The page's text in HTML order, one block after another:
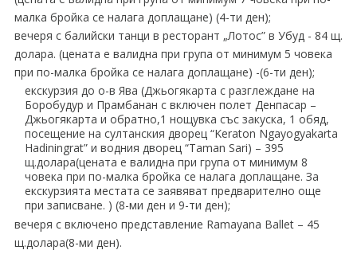
малка бройка се налага доплащане) (4-ти ден);
вечеря с балийски танци в ресторант „Лотос” в Убуд - 84 щ.
долара. (цената е валидна при група от минимум 5 човека
при по-малка бройка се налага доплащане) -(6-ти ден);
екскурзия до о-в Ява (Джьогякарта с разглеждане на
Боробудур и Прамбанан с включен полет Денпасар –
Джьогякарта и обратно,1 нощувка със закуска, 1 обяд,
посещение на султанския дворец “Keraton Ngayogyakarta
Hadiningrat” и водния дворец “Taman Sari) – 395
щ.долара(цената е валидна при група от минимум 8
човека при по-малка бройка се налага доплащане. За
екскурзията местата се заявяват предварително още
при записване. ) (8-ми ден и 9-ти ден);
вечеря с включено представление Ramayana Ballet – 45
щ.долара(8-ми ден).